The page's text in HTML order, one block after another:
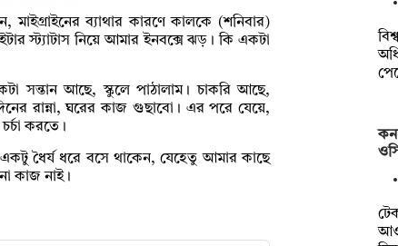
ব্যাথার কারণে কালকে (শনিবার)
স্ট্যাটাস নিয়ে আমার ইনবক্সে ঝড়। কি একটা
আছে, স্কুলে পাঠালাম। চাকরি আছে,
রান্না, ঘরের কাজ গুছাবো। এর পরে যেয়ে,
করতে।
ধৈর্য ধরে বসে থাকেন, যেহেতু আমার কাছে
কাজ নাই।